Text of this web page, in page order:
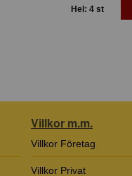
Hel: 4 st
Villkor m.m.
Villkor Företag
Villkor Privat